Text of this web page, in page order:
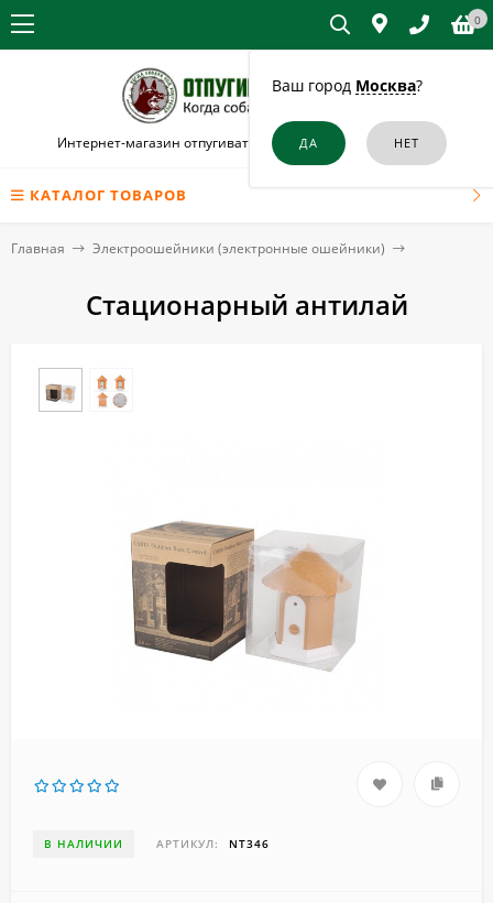
Ваш город Москва?
0
Интернет-магазин отпугивателей собак и кошек в Учалах
КАТАЛОГ ТОВАРОВ
Главная Электроошейники (электронные ошейники)
Стационарный антилай
В НАЛИЧИИ АРТИКУЛ: NT346